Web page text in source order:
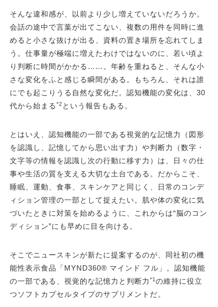
そんな違和感が、以前より少し増えていないだろうか。
会話の途中で言葉が出てこない、複数の用件を同時に進
めると小さな抜けが出る、資料の置き場所を忘れてしま
う。仕事量が極端に増えたわけではないのに、若い頃よ
り判断に時間がかかる……。年齢を重ねると、そんな小
さな変化をふと感じる瞬間がある。もちろん、それは誰
にでも起こりうる自然な変化だ。認知機能の変化は、30
代から始まる *2 という報告もある。
とはいえ、認知機能の一部である視覚的な記憶力（図形
を認識し、記憶してから思い出す力）や判断力（数字・
文字等の情報を認識し次の行動に移す力）は、日々の仕
事や生活の質を支える大切な土台である。だからこそ、
睡眠、運動、食事、スキンケアと同じく、日常のコンデ
ィション管理の一部として捉えたい。肌や体の変化に気
づいたときに対策を始めるように、これからは“脳のコン
ディション”にも早めに目を向ける。
そこでニュースキンが新たに提案するのが、同社初の機
能性表示食品「MYND360® マインド フル」。認知機能
の一部である、視覚的な記憶力と判断力 *1 の維持に役立
つソフトカプセルタイプのサプリメントだ。